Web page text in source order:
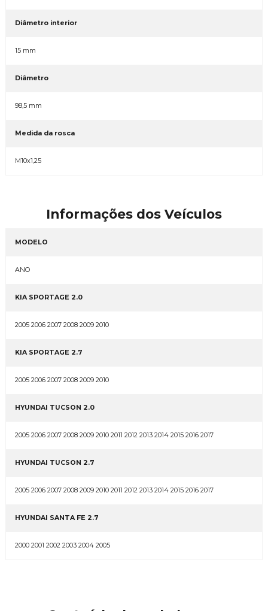
Diâmetro interior
15 mm
Diâmetro
98,5 mm
Medida da rosca
M10x1,25
Informações dos Veículos
MODELO
ANO
KIA SPORTAGE 2.0
2005 2006 2007 2008 2009 2010
KIA SPORTAGE 2.7
2005 2006 2007 2008 2009 2010
HYUNDAI TUCSON 2.0
2005 2006 2007 2008 2009 2010 2011 2012 2013 2014 2015 2016 2017
HYUNDAI TUCSON 2.7
2005 2006 2007 2008 2009 2010 2011 2012 2013 2014 2015 2016 2017
HYUNDAI SANTA FE 2.7
2000 2001 2002 2003 2004 2005